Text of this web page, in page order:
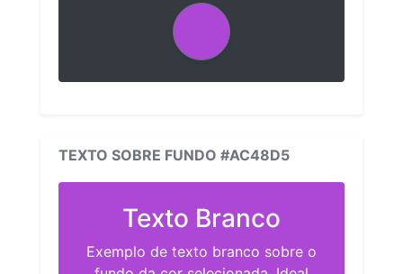
TEXTO SOBRE FUNDO #AC48D5
Texto Branco
Exemplo de texto branco sobre o